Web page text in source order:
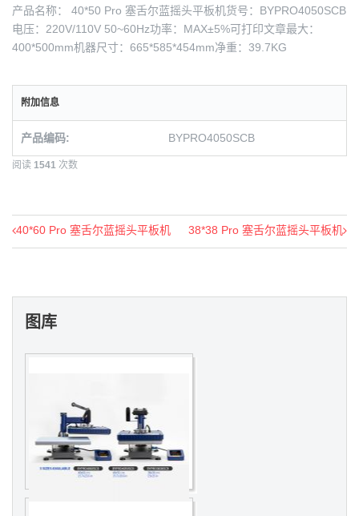
产品名称： 40*50 Pro 塞舌尔蓝摇头平板机货号：BYPRO4050SCB
电压：220V/110V 50~60Hz功率：MAX±5%可打印文章最大：
400*500mm机器尺寸：665*585*454mm净重：39.7KG
附加信息
产品编码: BYPRO4050SCB
阅读 1541 次数
40*60 Pro 塞舌尔蓝摇头平板机 38*38 Pro 塞舌尔蓝摇头平板机
图库